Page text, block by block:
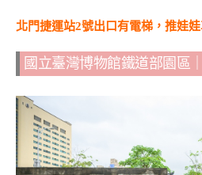
北門捷運站2號出口有電梯，推娃
國立臺灣博物館鐵道部園區